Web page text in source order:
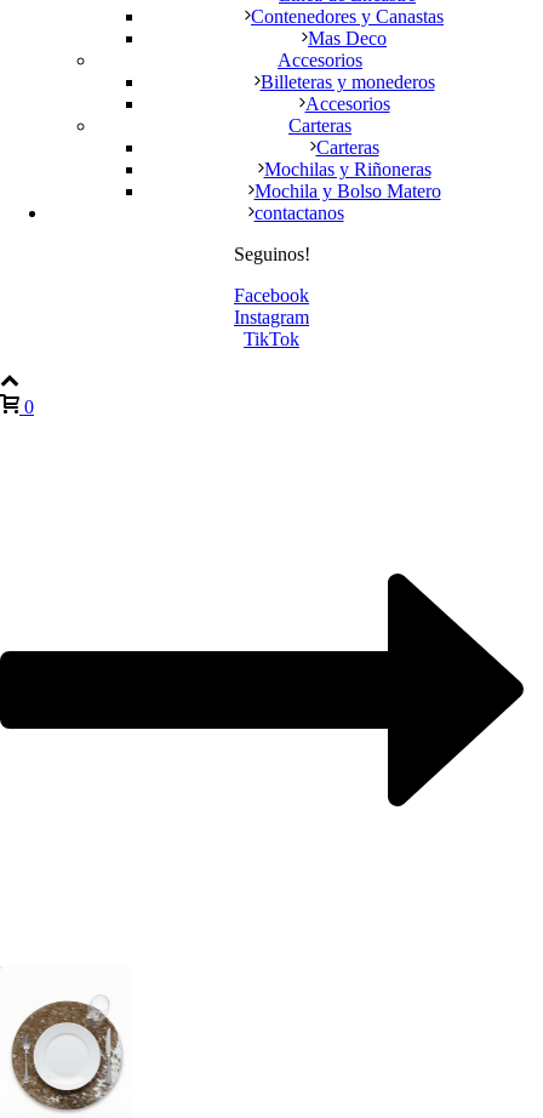
Contenedores y Canastas
Mas Deco
Accesorios
Billeteras y monederos
Accesorios
Carteras
Carteras
Mochilas y Riñoneras
Mochila y Bolso Matero
contactanos
Seguinos!
Facebook
Instagram
TikTok
0